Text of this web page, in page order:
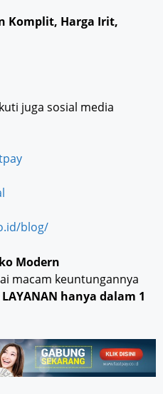
Komplit, Harga Irit,
juga sosial media
blog/
Modern
macam keuntungannya
LAYANAN hanya dalam 1